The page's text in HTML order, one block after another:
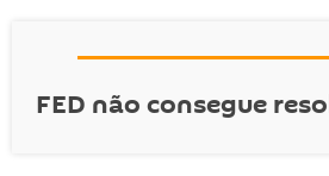
FED não consegue